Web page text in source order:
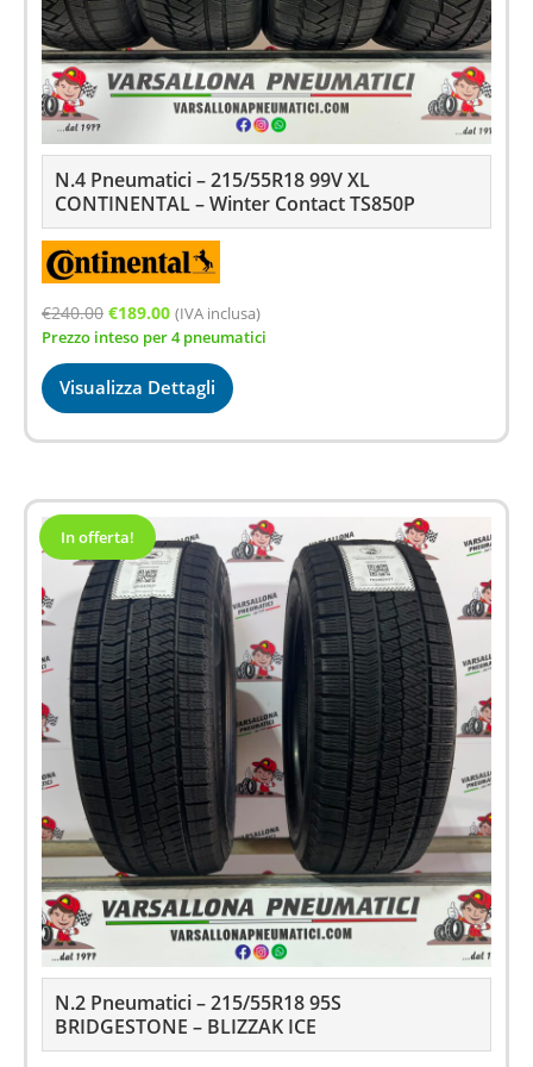
N.4 Pneumatici – 215/55R18 99V XL
CONTINENTAL – Winter Contact TS850P
€240.00 Il
prezzo
€240.00.
€189.00Il
prezzo
attuale
€189.00.
(IVA inclusa)
Prezzo inteso per 4 pneumatici
Visualizza Dettagli
In offerta!
N.2 Pneumatici – 215/55R18 95S
BRIDGESTONE – BLIZZAK ICE